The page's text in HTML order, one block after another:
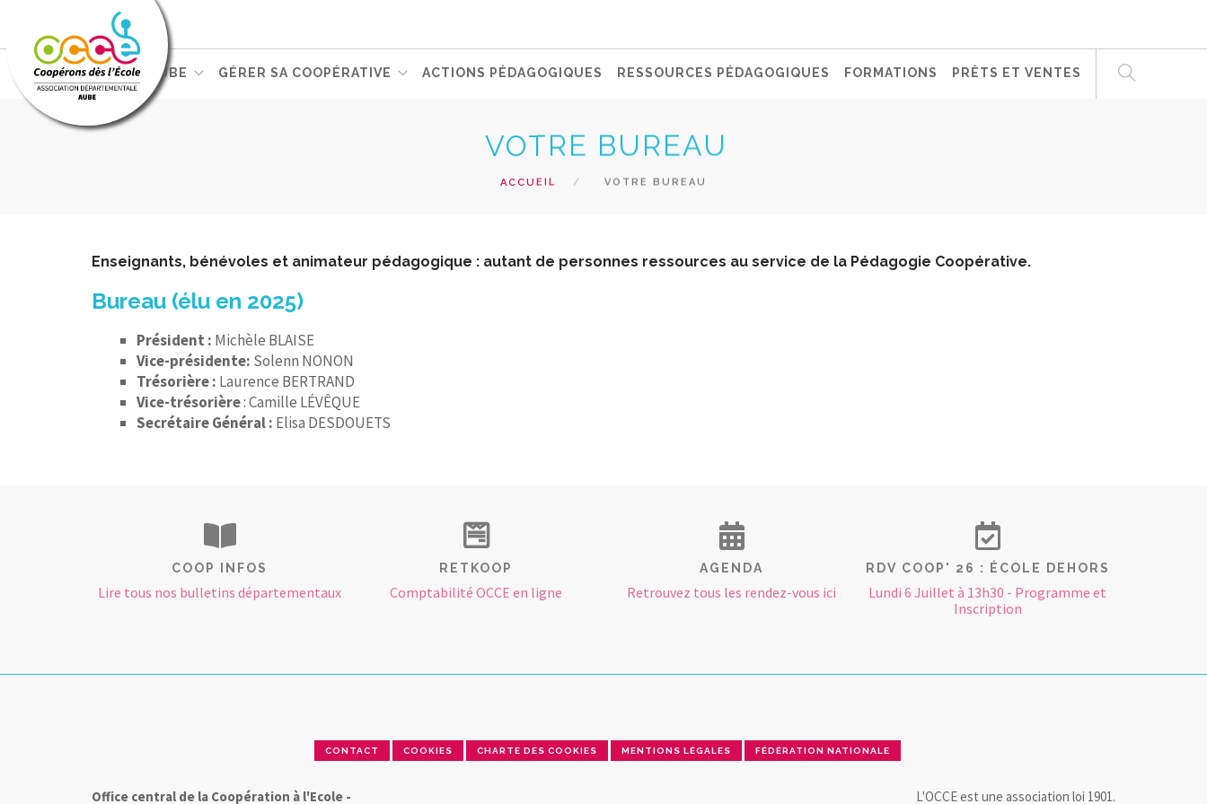
L'OCCE DANS L'AUBE GÉRER SA COOPÉRATIVE ACTIONS PÉDAGOGIQUES RESSOURCES PÉDAGOGIQUES FORMATIONS PRÊTS ET VENTES
VOTRE BUREAU
ACCUEIL VOTRE BUREAU
Enseignants, bénévoles et animateur pédagogique : autant de personnes ressources au service de la Pédagogie Coopérative.
Bureau (élu en 2025)
Président : Michèle BLAISE
Vice-présidente: Solenn NONON
Trésorière : Laurence BERTRAND
Vice-trésorière: Camille LÉVÊQUE
Secrétaire Général : Elisa DESDOUETS
COOP INFOS
Lire tous nos bulletins départementaux
RETKOOP
Comptabilité OCCE en ligne
AGENDA
Retrouvez tous les rendez-vous ici
RDV COOP' 26 : ÉCOLE DEHORS
Lundi 6 Juillet à 13h30 - Programme et
Inscription
CONTACT COOKIES CHARTE DES COOKIES MENTIONS LÉGALES FÉDÉRATION NATIONALE
Office central de la Coopération à l'Ecole -
L'OCCE est une association loi 1901.